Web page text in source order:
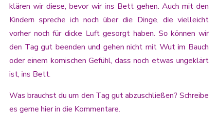
klären wir diese, bevor wir ins Bett gehen. Auch mit den
Kindern spreche ich noch über die Dinge, die vielleicht
vorher noch für dicke Luft gesorgt haben. So können wir
den Tag gut beenden und gehen nicht mit Wut im Bauch
oder einem komischen Gefühl, dass noch etwas ungeklärt
ist, ins Bett.
Was brauchst du um den Tag gut abzuschließen? Schreibe
es gerne hier in die Kommentare.